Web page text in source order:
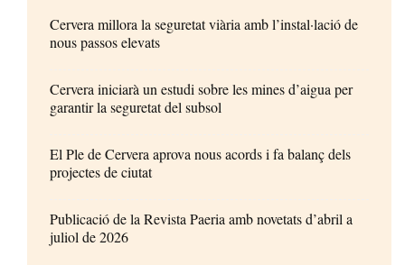
Cervera millora la seguretat viària amb l’instal·lació de
nous passos elevats
Cervera iniciarà un estudi sobre les mines d’aigua per
garantir la seguretat del subsol
El Ple de Cervera aprova nous acords i fa balanç dels
projectes de ciutat
Publicació de la Revista Paeria amb novetats d’abril a
juliol de 2026